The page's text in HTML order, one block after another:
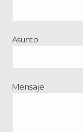
Asunto
Mensaje